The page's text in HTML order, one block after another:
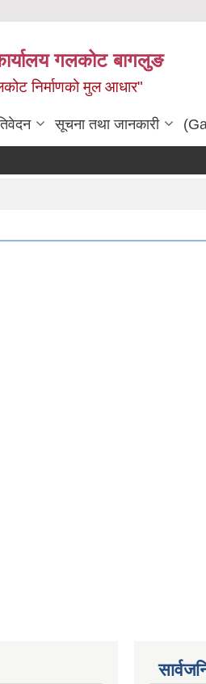
गलकोट बागलुङ
निर्माणको मुल आधार"
सूचना तथा जानकारी